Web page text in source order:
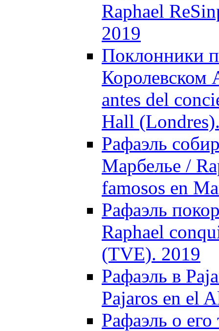
Raphael
2019
Поклонники
Королевском
antes del
Hall
Рафаэль
Марбелье /
famosos en
Рафаэль
Raphael
(TVE). 2019
Рафаэль в
Pajaros en el
Рафаэль о